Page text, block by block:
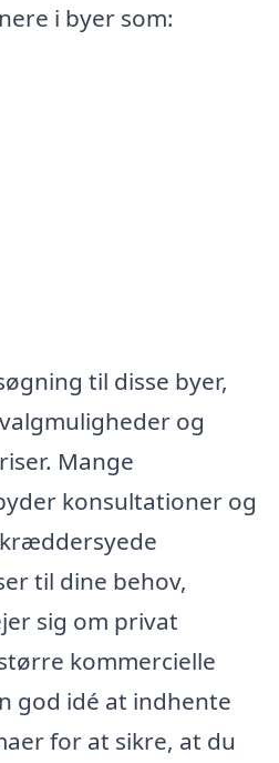
i byer som:
til disse byer,
og
Mange
konsultationer og
til dine behov,
sig om privat
kommercielle
god idé at indhente
for at sikre, at du